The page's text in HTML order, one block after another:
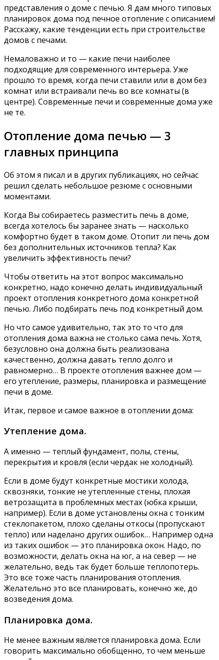
представления о доме с печью. Я дам много типовых
планировок дома под печное отопление с описанием!
Расскажу, какие тенденции есть при строительстве
домов с печами.
Немаловажно и то — какие печи наиболее
подходящие для современного интерьера. Уже
прошло то время, когда печи ставили или в дом без
комнат или встраивали печь во все комнаты (в
центре). Современные печи и современные дома уже
не те.
Отопление дома печью — 3
главных принципа
Об этом я писал и в других публикациях, но сейчас
решил сделать небольшое резюме с основными
моментами.
Когда Вы собираетесь разместить печь в доме,
всегда хотелось бы заранее знать — насколько
комфортно будет в таком доме. Отопит ли печь дом
без дополнительных источников тепла? Как
увеличить эффективность печи?
Чтобы ответить на этот вопрос максимально
конкретно, надо конечно делать индивидуальный
проект отопления конкретного дома конкретной
печью. Либо подбирать печь под конкретный дом.
Но что самое удивительно, так это то что для
отопления дома важна не столько сама печь. Хотя,
безусловно она должна быть реализована
качественно, должна давать тепло долго и
равномерно… В проекте отопления важнее дом —
его утепление, размеры, планировка и размещение
печи в доме.
Итак, первое и самое важное в отоплении дома:
Утепление дома.
А именно — теплый фундамент, полы, стены,
перекрытия и кровля (если чердак не холодный).
Если в доме будут конкретные мостики холода,
сквозняки, тонкие не утепленные стены, плохая
ветрозащита в проблемных местах (юбка крыши,
например). Если в доме установлены окна с тонким
стеклопакетом, плохо сделаны откосы (пропускают
тепло) или наделано других ошибок… Например одна
из таких ошибок — это планировка окон. Надо, по
возможности, делать окна на юг, а на север — не
желательно, ведь так будет больше теплопотерь.
Это все тоже часть планирования отопления.
Желательно это все планировать, конечно же, до
возведения дома.
Планировка дома.
Не менее важным является планировка дома. Если
говорить максимально обобщенно, то чем меньше